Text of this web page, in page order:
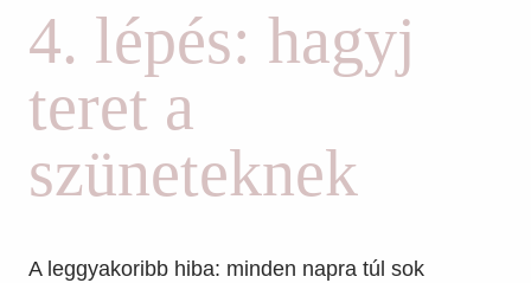
4. lépés: hagyj
teret a
szüneteknek
A leggyakoribb hiba: minden napra túl sok